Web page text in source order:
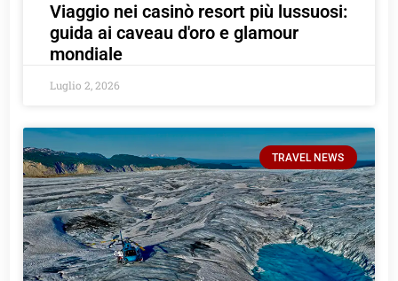
Viaggio nei casinò resort più lussuosi:
guida ai caveau d'oro e glamour
mondiale
Luglio 2, 2026
TRAVEL NEWS